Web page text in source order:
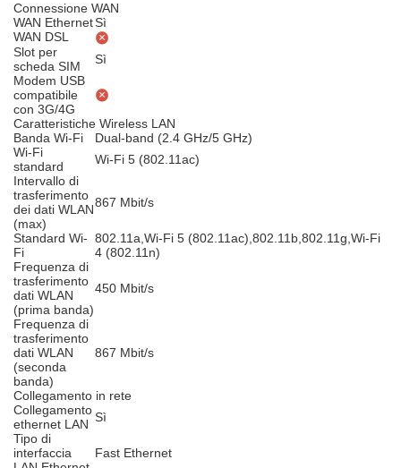
Connessione WAN
WAN EthernetSì
WAN DSL
Slot per
scheda SIM
Sì
Modem USB
compatibile
con 3G/4G
Caratteristiche Wireless LAN
Banda Wi-Fi
Dual-band (2.4 GHz/5 GHz)
Wi-Fi
standard
Wi-Fi 5 (802.11ac)
Intervallo di
trasferimento
dei dati WLAN
(max)
867 Mbit/s
Standard Wi-
Fi
802.11a,Wi-Fi 5 (802.11ac),802.11b,802.11g,Wi-Fi
4 (802.11n)
Frequenza di
trasferimento
dati WLAN
(prima banda)
450 Mbit/s
Frequenza di
trasferimento
dati WLAN
(seconda
banda)
867 Mbit/s
Collegamento in rete
Collegamento
ethernet LAN Sì
Tipo di
interfaccia
Fast Ethernet